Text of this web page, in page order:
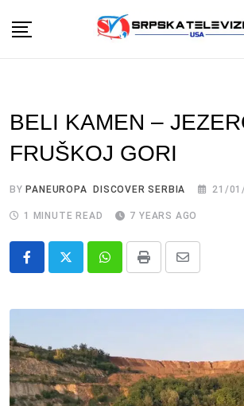
BELI KAMEN –
FRUŠKOJ GORI
BY PANEUROPA DISCOVER SERBIA 21/
1 MINUTE READ 7 YEARS AGO
Whatsapp
Print
Share